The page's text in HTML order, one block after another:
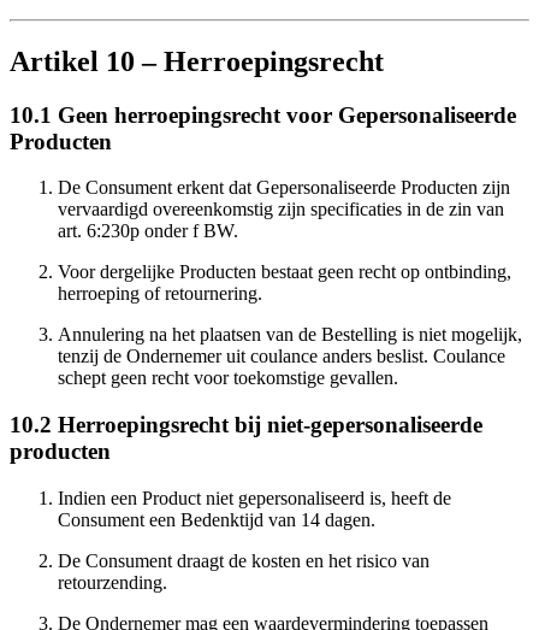
Artikel 10 – Herroepingsrecht
10.1 Geen herroepingsrecht voor Gepersonaliseerde
Producten
De Consument erkent dat Gepersonaliseerde Producten zijn
vervaardigd overeenkomstig zijn specificaties in de zin van
art. 6:230p onder f BW.
Voor dergelijke Producten bestaat geen recht op ontbinding,
herroeping of retournering.
Annulering na het plaatsen van de Bestelling is niet mogelijk,
tenzij de Ondernemer uit coulance anders beslist. Coulance
schept geen recht voor toekomstige gevallen.
10.2 Herroepingsrecht bij niet-gepersonaliseerde
producten
Indien een Product niet gepersonaliseerd is, heeft de
Consument een Bedenktijd van 14 dagen.
De Consument draagt de kosten en het risico van
retourzending.
De Ondernemer mag een waardevermindering toepassen